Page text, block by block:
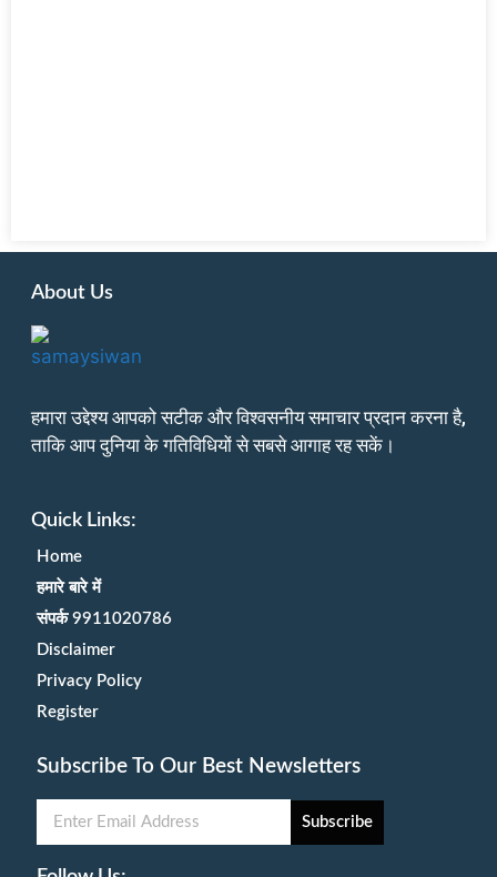
About Us
हमारा उद्देश्य आपको सटीक और विश्वसनीय समाचार प्रदान करना है,
ताकि आप दुनिया के गतिविधियों से सबसे आगाह रह सकें।
Quick Links:
Home
हमारे बारे में
संपर्क 9911020786
Disclaimer
Privacy Policy
Register
Subscribe To Our Best Newsletters
Subscribe